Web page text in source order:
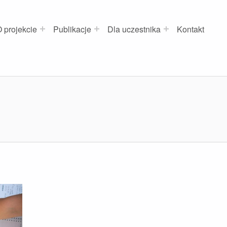
projekcie Publikacje Dla uczestnika Kontakt